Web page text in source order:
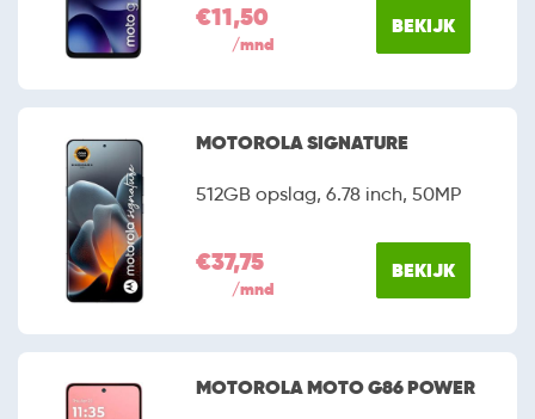
€11,50
/mnd
BEKIJK
MOTOROLA SIGNATURE
512GB opslag, 6.78 inch, 50MP
€37,75
/mnd
BEKIJK
MOTOROLA MOTO G86 POWER